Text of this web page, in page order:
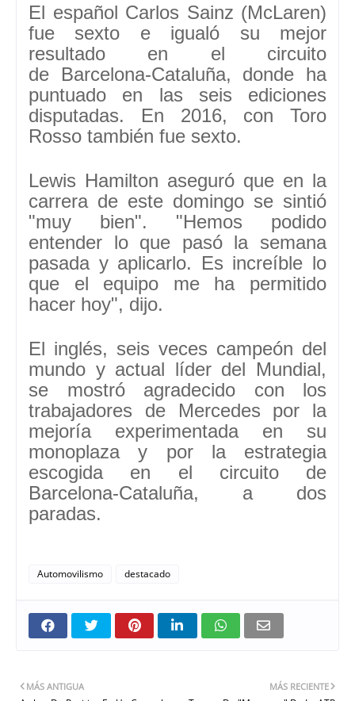
El español Carlos Sainz (McLaren)
fue sexto e igualó su mejor
resultado en el circuito
de Barcelona-Cataluña, donde ha
puntuado en las seis ediciones
disputadas. En 2016, con Toro
Rosso también fue sexto.
Lewis Hamilton aseguró que en la
carrera de este domingo se sintió
"muy bien". "Hemos podido
entender lo que pasó la semana
pasaday aplicarlo. Es increíble lo
que el equipo me ha permitido
hacer hoy", dijo.
El inglés, seis veces campeón del
mundo y actual líder del Mundial,
se mostró agradecido con los
trabajadores de Mercedes por la
mejoría experimentada en su
monoplaza y por la estrategia
escogida en el circuito de
Barcelona-Cataluña, a dos
paradas.
Automovilismo destacado
MÁS RECIENTE
MÁS ANTIGUA